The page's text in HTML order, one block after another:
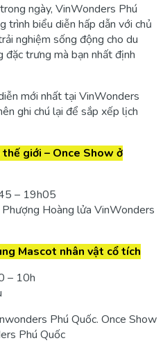
ngày, VinWonders Phú
trình biểu diễn hấp dẫn với chủ
nghiệm sống động cho du
đặc trưng mà bạn nhất định
mới nhất tại VinWonders
ghi chú lại để sắp xếp lịch
giới – Once Show ở
– 19h05
Hoàng lửa VinWonders
Mascot nhân vật cổ tích
– 10h
Phú Quốc